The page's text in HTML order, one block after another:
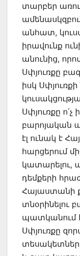
տարբեր
անհատ,
իրավունք
անունից,
Սփյուռքը
իսկ Սփյուռքի
Սփյուռքը
բարոյական
էլ ունակ է
հարցերում
կատարելու,
դեմքերի
Հայաստանի
տնօրինելու
պատկանում
Սփյուռքը